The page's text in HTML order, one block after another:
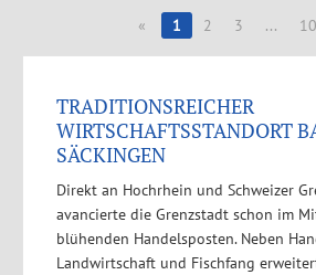
« 1 2 3 ... 10
TRADITIONSREICHER
WIRTSCHAFTSSTANDORT
SÄCKINGEN
Direkt an Hochrhein und Schweizer
avancierte die Grenzstadt schon im
blühenden Handelsposten. Neben
Landwirtschaft und Fischfang